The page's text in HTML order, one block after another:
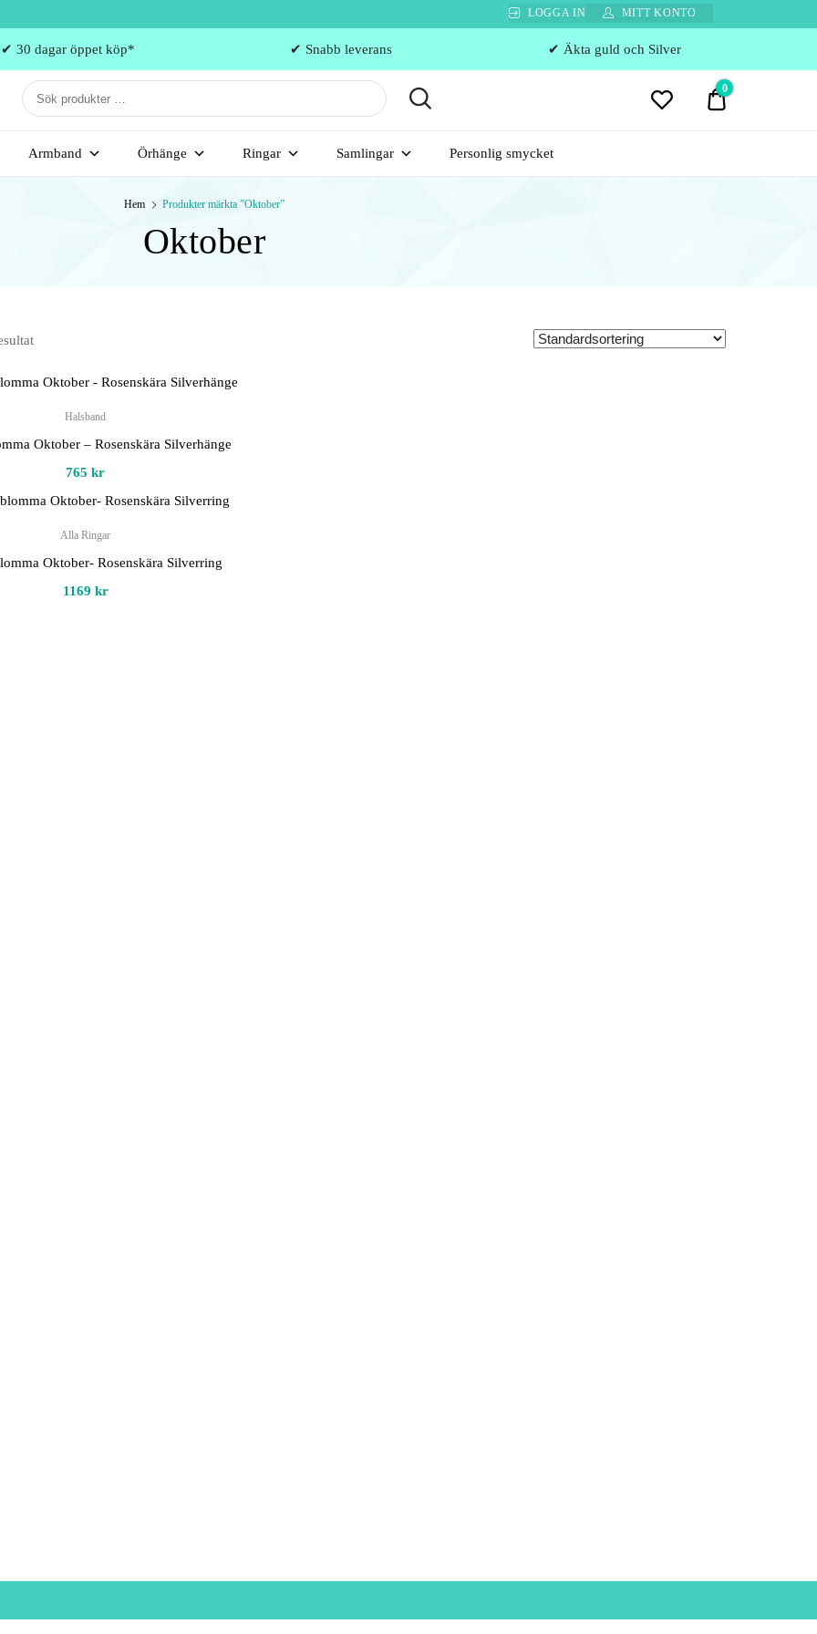
LOGGA IN MITT KONTO
✔ 30 dagar öppet köp* ✔ Snabb leverans ✔ Äkta guld och Silver
0 kr
0
Armband Örhänge Ringar Samlingar Personlig smycket
Hem Produkter märkta ”Oktober”
Oktober
Halsband
Oktober – Rosenskära Silverhänge
765 kr
Alla Ringar
Oktober- Rosenskära Silverring
1169 kr